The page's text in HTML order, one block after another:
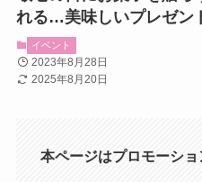
れる…美味しいプレゼン
イベント
2023年8月28日
2025年8月20日
本ページはプロモーショ